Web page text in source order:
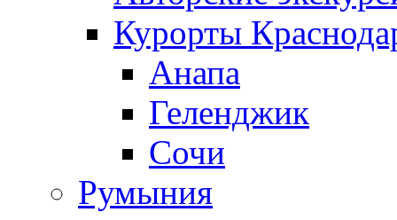
Курорты
Анапа
Геленджик
Сочи
Румыния